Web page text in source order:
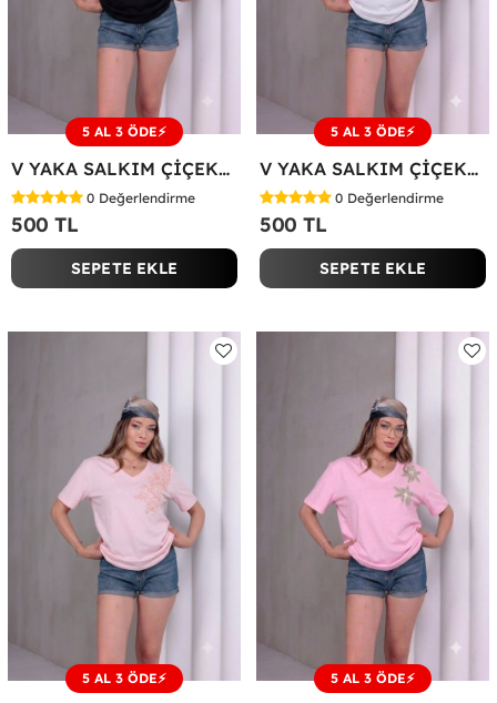
5 AL 3 ÖDE⚡
V YAKA SALKIM ÇİÇEKLİ TİŞÖRT Siyah
0 Değerlendirme
500 TL
SEPETE EKLE
5 AL 3 ÖDE⚡
V YAKA SALKIM ÇİÇEKLİ TİŞÖRT Beyaz
0 Değerlendirme
500 TL
SEPETE EKLE
5 AL 3 ÖDE⚡ 5 AL 3 ÖDE⚡